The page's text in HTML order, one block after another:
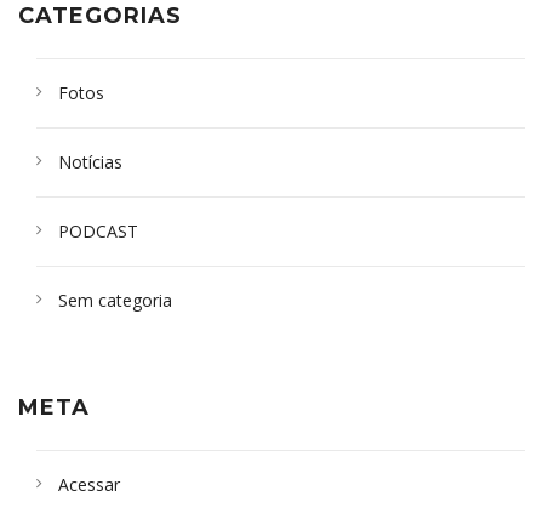
CATEGORIAS
Fotos
Notícias
PODCAST
Sem categoria
META
Acessar